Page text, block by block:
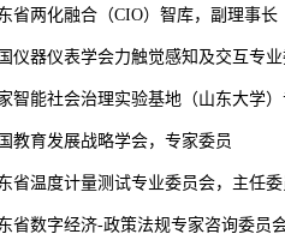
省两化融合（CIO）智库，副理事长
仪器仪表学会力触觉感知及交互专
智能社会治理实验基地（山东大学
教育发展战略学会，专家委员
省温度计量测试专业委员会，主任委
省数字经济-政策法规专家咨询委员